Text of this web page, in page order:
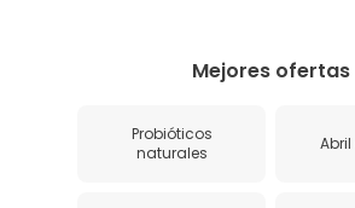
Mejores ofertas
Probióticos
naturales